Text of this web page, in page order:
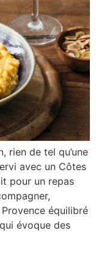
rien de tel qu’une
avec un Côtes
pour un repas
équilibré
évoque des